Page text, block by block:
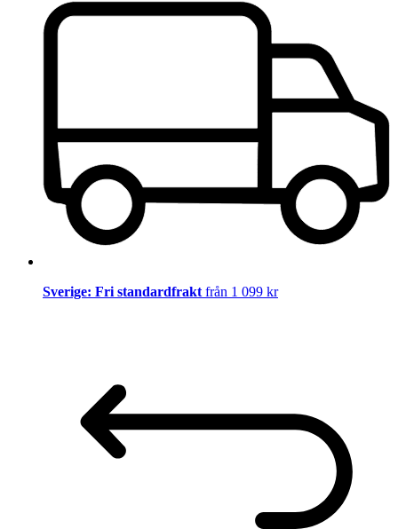
Sverige: Fri standardfrakt från 1 099 kr